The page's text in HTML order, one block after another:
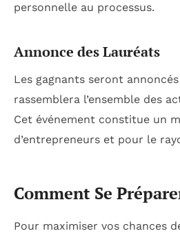
personnelle au processus.
Annonce des Lauréats
Les gagnants seront
rassemblera l’ensemble des
Cet événement constitue un
d’entrepreneurs et pour le
Comment Se
Pour maximiser vos chances